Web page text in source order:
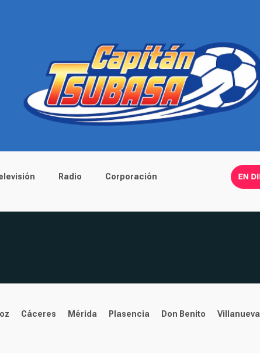
Radio Corporación
Cáceres Mérida Plasencia Don Benito Villanueva